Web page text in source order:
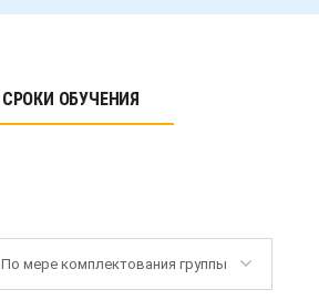
СРОКИ ОБУЧЕНИЯ
По мере комплектования группы